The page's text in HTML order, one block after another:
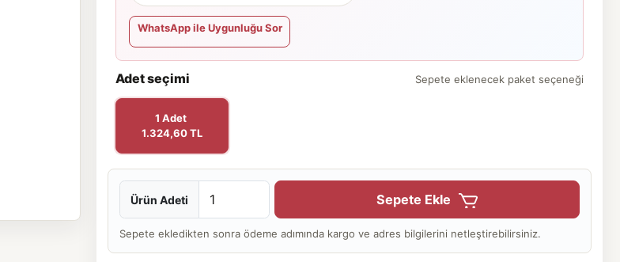
WhatsApp ile Uygunluğu Sor
Adet seçimi Sepete eklenecek paket seçeneği
1 Adet
1.324,60 TL
Ürün Adeti Sepete Ekle
Sepete ekledikten sonra ödeme adımında kargo ve adres bilgilerini netleştirebilirsiniz.